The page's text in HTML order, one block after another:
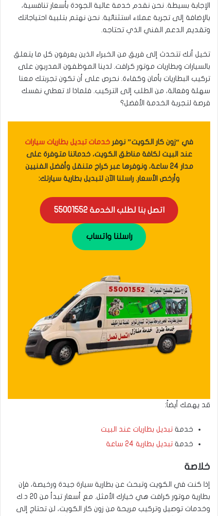
الإجابة بسيطة. نحن نقدم خدمة عالية الجودة بأسعار تنافسية،
بالإضافة إلى تجربة عملاء استثنائية. نحن نهتم بتلبية احتياجاتك
وتقديم الدعم الفني الذي تحتاجه.
تخيل أنك تتحدث إلى فريق من الخبراء الذين يعرفون كل ما يتعلق
بالسيارات وبطاريات موتور كرافت. لدينا الموظفون المدربون على
تركيب البطاريات بأمان وكفاءة. نحرص على أن تكون تجربتك معنا
سهلة وفعالة، من الطلب إلى التركيب. فلماذا لا تعطي نفسك
فرصة لتجربة الخدمة الأفضل؟
في “زون كار الكويت” نوفر خدمات تبديل بطاريات سيارات
عند البيت لكافة مناطق الكويت، خدماتنا متوفرة على
مدار 24 ساعة، ونوفرها عبر كراج متنقل وأفضل الفنيين
وأرخص الأسعار. راسلنا الآن لتبديل بطارية سيارتك:
اتصل بنا لطلب الخدمة 55001552
راسلنا واتساب
قد يهمك أيضاً:
خدمة تبديل بطاريات عند البيت
خدمة تبديل بطارية 24 ساعة
خلاصة
إذا كنت في الكويت وتبحث عن بطارية سيارة جيدة ورخيصة، فإن
بطارية موتور كرافت هي خيارك الأمثل. مع أسعار تبدأ من 20 د.ك
وخدمات توصيل وتركيب مريحة من زون كار الكويت، لن تحتاج إلى